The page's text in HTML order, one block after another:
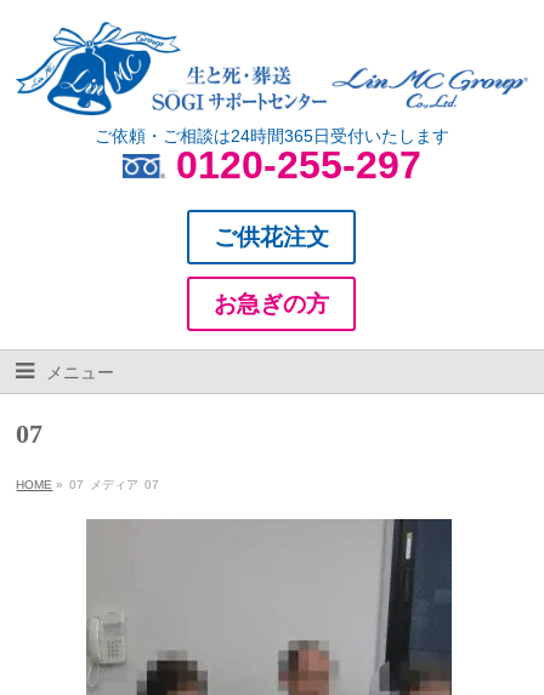
ご依頼・ご相談は24時間365日受付いたします
0120-255-297
ご供花注文
お急ぎの方
メニュー
07
HOME » 07 メディア 07